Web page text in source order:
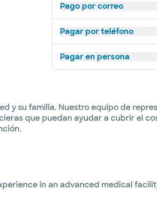
Pago por correo
Pagar por teléfono
Pagar en persona
y su familia. Nuestro equipo de
que puedan ayudar a cubrir el
in an advanced medical